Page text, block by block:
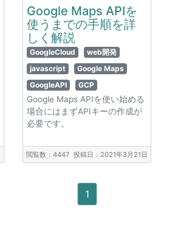
Google Maps APIを
使うまでの手順を詳
しく解説
GoogleCloud
web開発
javascript
Google Maps
GoogleAPI
GCP
Google Maps APIを使い始める
場合にはまずAPIキーの作成が
必要です。
閲覧数：4447 投稿日：2021年3月21日
1